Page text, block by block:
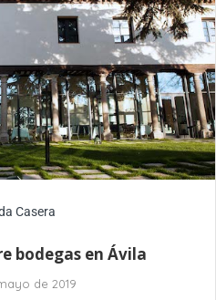
Casera
bodegas en Ávila
de 2019